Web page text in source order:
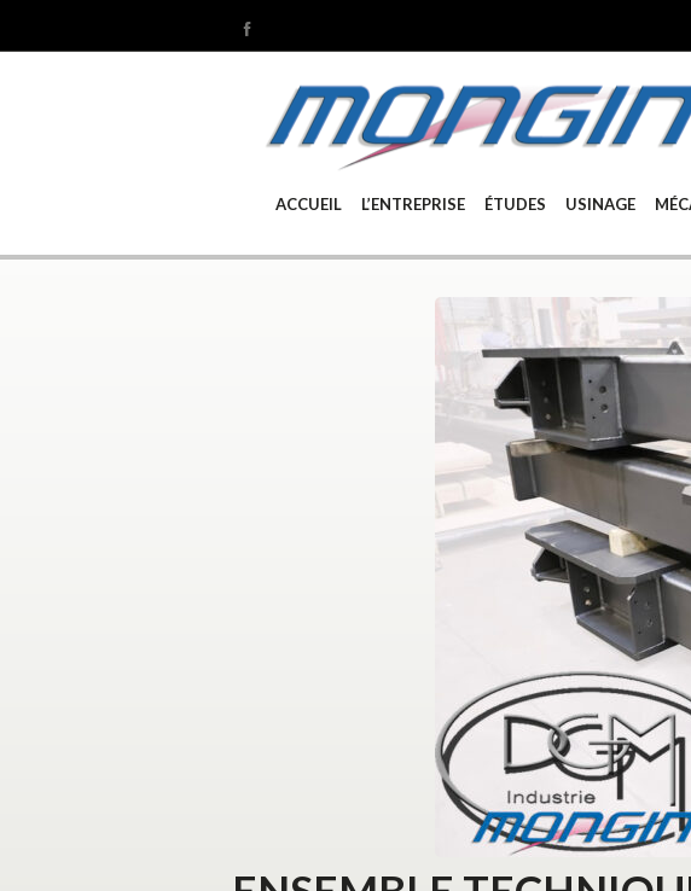
ACCUEIL L’ENTREPRISE ÉTUDES USINAGE